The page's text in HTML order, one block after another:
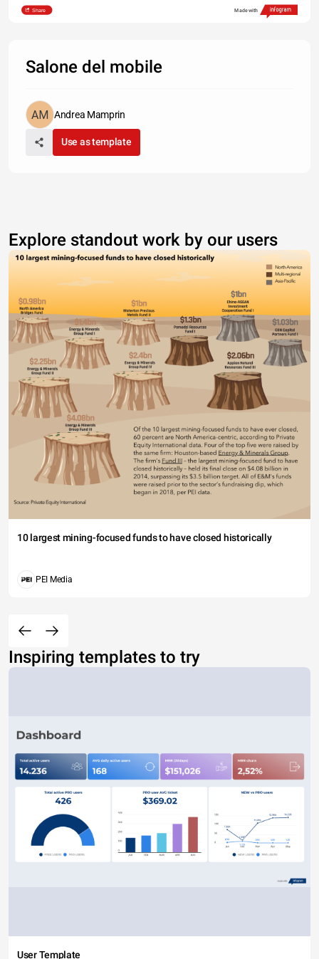
Share Made with
Salone del mobile
Andrea Mamprin
Use as template
Explore standout work by our users
10 largest mining-focused funds to have closed historically
PEI Media
Inspiring templates to try
User Template